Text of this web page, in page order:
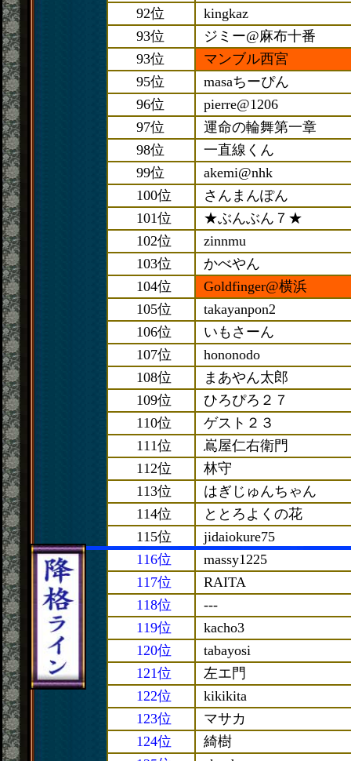
92位
kingkaz
93位
ジミー@麻布十番
93位
マンブル西宮
95位
masaちーぴん
96位
pierre@1206
97位
運命の輪舞第一章
98位
一直線くん
99位
akemi@nhk
100位
さんまんぽん
101位
★ぶんぶん７★
102位
zinnmu
103位
かべやん
104位
Goldfinger@横浜
105位
takayanpon2
106位
いもさーん
107位
hononodo
108位
まあやん太郎
109位
ひろぴろ２７
110位
ゲスト２３
111位
嶌屋仁右衛門
112位
林守
113位
はぎじゅんちゃん
114位
ととろよくの花
115位
jidaiokure75
116位
massy1225
117位
RAITA
118位
---
119位
kacho3
120位
tabayosi
121位
左エ門
122位
kikikita
123位
マサカ
124位
綺樹